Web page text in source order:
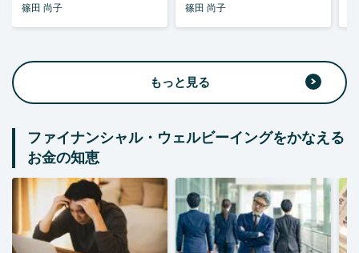
篠田 尚子 篠田 尚子
もっと見る
ファイナンシャル・ウェルビーイングをかなえる
お金の知恵